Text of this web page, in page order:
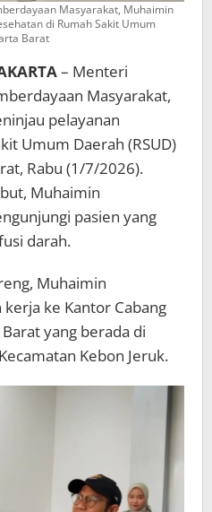
Masyarakat, Muhaimin
di Rumah Sakit Umum
Barat
– Menteri
Masyarakat,
pelayanan
Umum Daerah (RSUD)
Rabu (1/7/2026).
Muhaimin
pasien yang
darah.
Muhaimin
ke Kantor Cabang
Barat yang berada di
Kebon Jeruk.